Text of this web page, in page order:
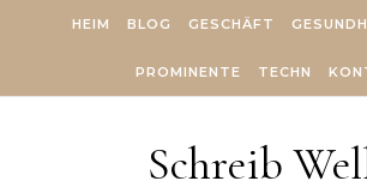
HEIM BLOG GESCHÄFT
PROMINENTE TECHN
Schreib